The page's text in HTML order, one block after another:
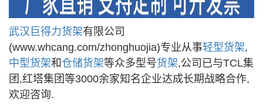
武汉 巨得力货架有限公司
(www.whcang.com/zhonghuojia)专业从事轻型货架,
中型货架和仓储货架等众多型号货架,公司已与TCL集
团,红塔集团等3000余家知名企业达成长期战略合作,
欢迎咨询.